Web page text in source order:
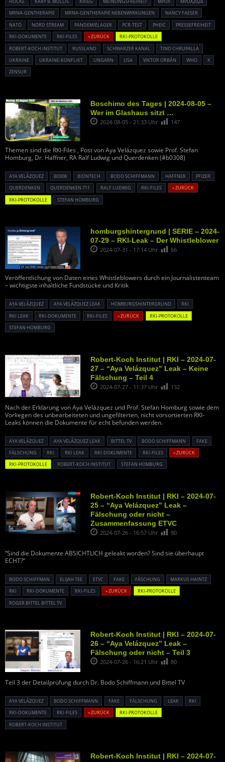
MRNA-GENTHERAPIE
MRNA-GENTHERAPIE NEBENWIRKUNGEN
NANCY FAESER
NATO
NORD STREAM PANDEMIELAGER PCR-TEST PHEIC
PRESSEFREIHEIT
RKI-DOKUMENTE
RKI-FILES « ZURÜCK
RKI-PROTOKOLLE
ROBERT-KOCH INSTITUT
RUSSLAND SCHWARZER KANAL
TINO CHRUPALLA
UKRAINE
UKRAINE-KONFLIKT UNGARN USA VIKTOR ORBÁN WHO
X
ZENSUR
Boschimo des Tages | 2024-08-05 –
Wer im Glashaus sitzt …
2024-08-05 - 21:33 Uhr 147
Themen sind die RKI-Files , Post von Aya Velázquez sowie Prof. Stefan
Homburg, Dr. Haffner, RA Ralf Ludwig und Querdenken (#b0308)
AYA VELÁZQUEZ B0308 BIONTECH BODO SCHIFFMANN HAFFNER
PFIZER
QUERDENKEN
QUERDENKEN 711 RALF LUDWIG RKI-FILES
« ZURÜCK
RKI-PROTOKOLLE
STEFAN HOMBURG
homburgshintergrund | SERIE – 2024-
07-29 – RKI-Leak – Der Whistleblower
2024-07-31 - 17:14 Uhr 66
Veröffentlichung von Daten eines Whistleblowers durch ein Journalistenteam
– wichtigste inhaltliche Fundstücke und Kritik
AYA VELÁZQUEZ AYA VELÁZQUEZ LEAK HOMBURGSHINTERGRUND
RKI
RKI LEAK
RKI-DOKUMENTE RKI-FILES « ZURÜCK
RKI-PROTOKOLLE
STEFAN HOMBURG
Robert-Koch Institut | RKI – 2024-07-
27 – “Aya Velázquez” Leak – Keine
Fälschung – Teil 4
2024-07-27 - 11:37 Uhr 132
Nach der Erklärung von Aya Velázquez und Prof. Stefan Homburg sowie dem
Vorliegen des unbearbeiteten und ungefilterten, nicht vorsortierten RKI-
Leaks können die Dokumente für echt befunden werden.
AYA VELÁZQUEZ AYA VELÁZQUEZ LEAK BITTEL TV BODO SCHIFFMANN
FAKE
FÄLSCHUNG
RKI RKI LEAK RKI-DOKUMENTE RKI-FILES
« ZURÜCK
RKI-PROTOKOLLE
ROBERT-KOCH INSTITUT STEFAN HOMBURG
Robert-Koch Institut | RKI – 2024-07-
25 – “Aya Velázquez” Leak –
Fälschung oder nicht –
Zusammenfassung ETVC
2024-07-26 - 16:57 Uhr 80
“Sind die Dokumente ABSICHTLICH geleakt worden? Sind sie überhaupt
ECHT?”
BODO SCHIFFMAN ELIJAH TEE ETVC FAKE FÄSCHUNG
MARKUS HAINTZ
RKI
RKI-DOKUMENTE RKI-FILES « ZURÜCK
RKI-PROTOKOLLE
ROGER BITTEL BITTEL TV
Robert-Koch Institut | RKI – 2024-07-
26 – “Aya Velázquez” Leak –
Fälschung oder nicht – Teil 3
2024-07-26 - 16:21 Uhr 80
Teil 3 der Detailprüfung durch Dr. Bodo Schiffmann und Bittel TV
AYA VELÁZQUEZ BODO SCHIFFMANN FAKE FÄLSCHUNG LEAK
RKI
RKI-DOKUMENTE
RKI-FILES « ZURÜCK
RKI-PROTOKOLLE
ROBERT-KOCH INSTITUT
Robert-Koch Institut | RKI – 2024-07-